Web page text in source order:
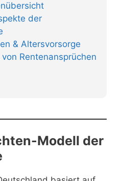
der
& Altersvorsorge
Rentenansprüchen
Modell der